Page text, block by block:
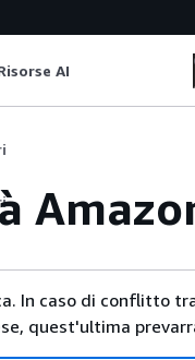
AI
In caso di conflitto
quest'ultima